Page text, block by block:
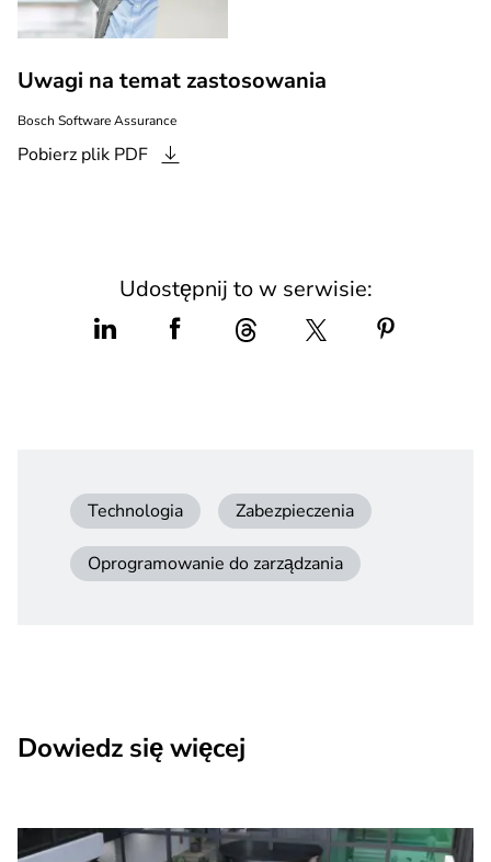
Uwagi na temat zastosowania
Bosch Software Assurance
Pobierz plik PDF
Udostępnij to w serwisie:
Technologia Zabezpieczenia
Oprogramowanie do zarządzania
Dowiedz się więcej